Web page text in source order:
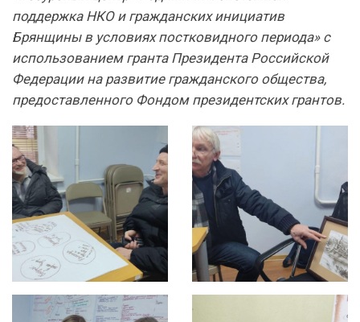
поддержка НКО и гражданских инициатив
Брянщины в условиях постковидного периода» с
использованием гранта Президента Российской
Федерации на развитие гражданского общества,
предоставленного Фондом президентских грантов.